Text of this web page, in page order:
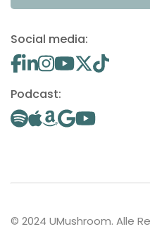
Social media:
Podcast:
© 2024 UMushroom. Alle